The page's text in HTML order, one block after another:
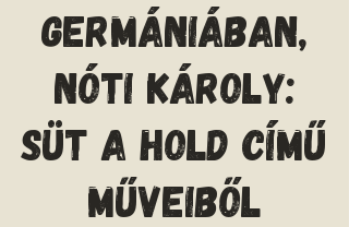
Germániában,
Nóti Károly:
Süt a hold című
műveiből